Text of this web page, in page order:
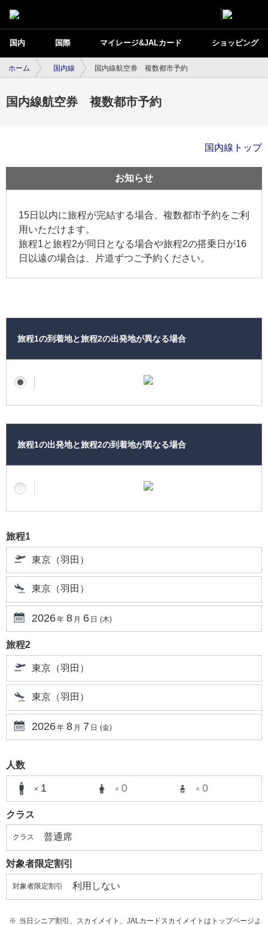
国内 国際 マイレージ&JALカード ショッピング
ホーム 国内線 国内線航空券 複数都市予約
国内線航空券 複数都市予約
国内線トップ
お知らせ
15日以内に旅程が完結する場合、複数都市予約をご利
用いただけます。
旅程1と旅程2が同日となる場合や旅程2の搭乗日が16
日以遠の場合は、片道ずつご予約ください。
旅程1の到着地と旅程2の出発地が異なる場合
旅程1の出発地と旅程2の到着地が異なる場合
旅程1
東京（羽田）
東京（羽田）
2026年 8 月 6 日 (木)
旅程2
東京（羽田）
東京（羽田）
2026年 8 月 7 日 (金)
人数
× 1 × 0 × 0
クラス
クラス 普通席
対象者限定割引
対象者限定割引 利用しない
当日シニア割引、スカイメイト、JALカードスカイメイトはトップページよ